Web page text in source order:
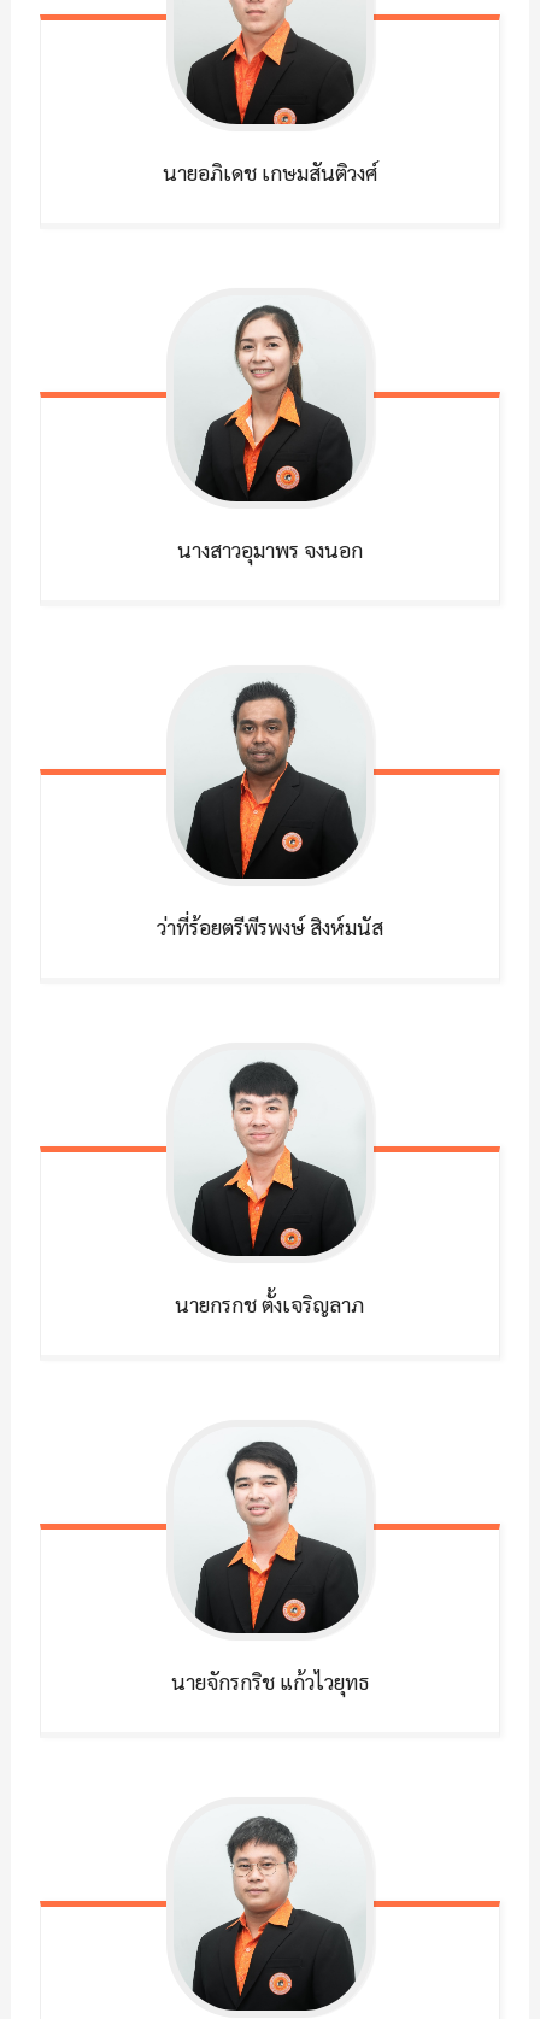
นายอภิเดช เกษมสันติวงศ์
นางสาวอุมาพร จงนอก
ว่าที่ร้อยตรีพีรพงษ์ สิงห์มนัส
นายกรกชตั้งเจริญลาภ
นายจักรกริช แก้วไวยุทธ